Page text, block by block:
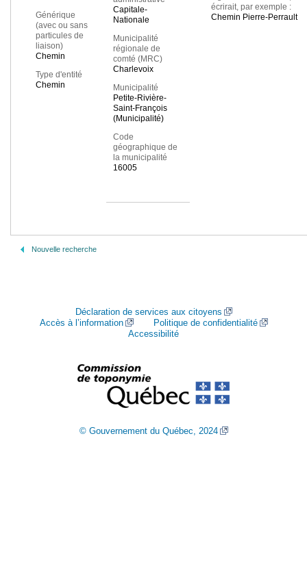
Générique
(avec ou sans
particules de
liaison)
Chemin
Type d'entité
Chemin
Capitale-
Nationale
Municipalité
régionale de
comté (MRC)
Charlevoix
Municipalité
Petite-Rivière-
Saint-François
(Municipalité)
Code
géographique de
la municipalité
16005
écrirait, par exemple :
Chemin Pierre-Perrault
Nouvelle recherche
Déclaration de services aux citoyens
Accès à l’information
Politique de confidentialité
Accessibilité
© Gouvernement du Québec, 2024